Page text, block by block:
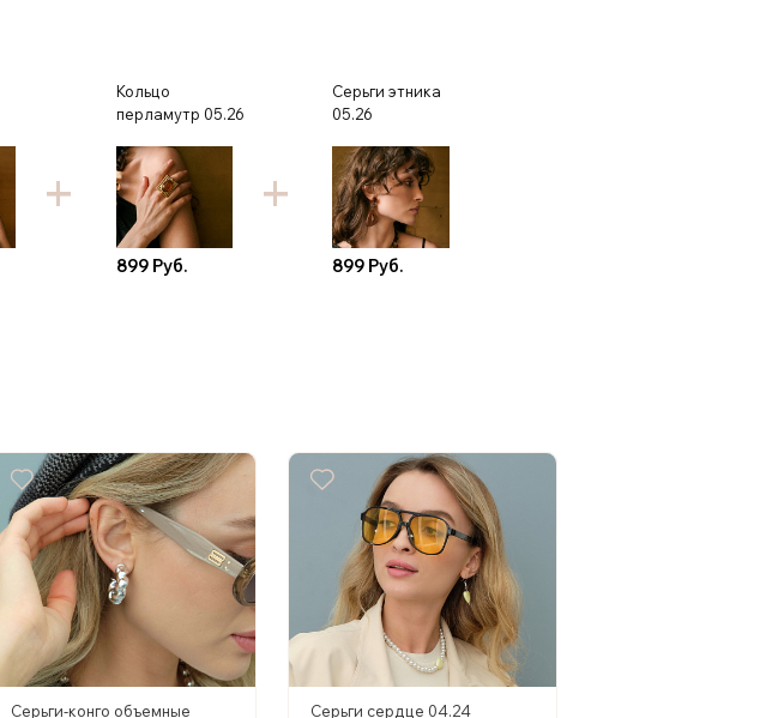
Кольцо
перламутр 05.26
899 Руб.
Серьги этника
05.26
899 Руб.
Серьги-конго объемные Серьги сердце 04.24